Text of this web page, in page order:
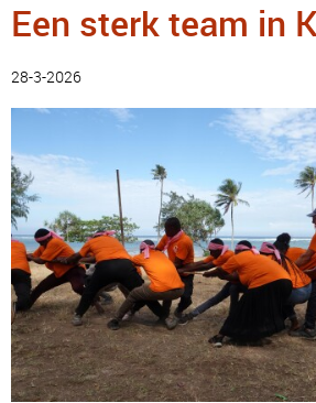
Een sterk team in
28-3-2026